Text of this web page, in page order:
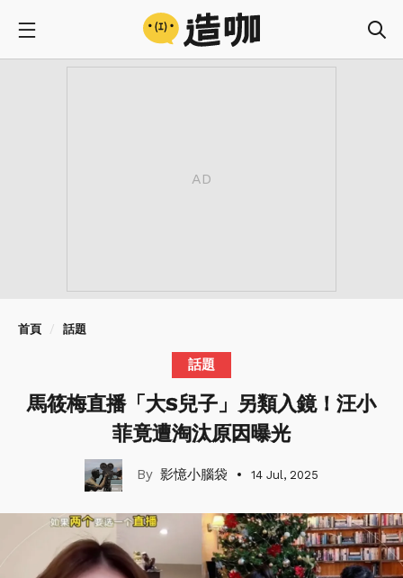
首頁 話題
話題
馬筱梅直播「大S兒子」另類入鏡！汪小
菲竟遭淘汰原因曝光
影憶小腦袋 14 Jul, 2025